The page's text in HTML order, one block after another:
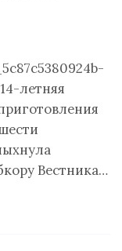
летняя
Вестника…